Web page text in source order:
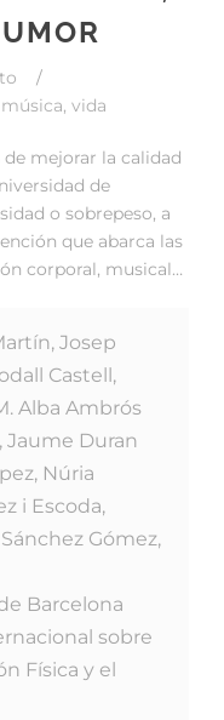
/
música, vida
mejorar la calidad
de
o sobrepeso, a
que abarca las
corporal, musical…
Josep
Castell,
Alba Ambrós
Jaume Duran
Núria
i Escoda,
Gómez,
Barcelona
sobre
Física y el